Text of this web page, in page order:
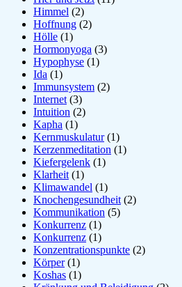
Himmel (2)
Hoffnung (2)
Hölle (1)
Hormonyoga (3)
Hypophyse (1)
Ida (1)
Immunsystem (2)
Internet (3)
Intuition (2)
Kapha (1)
Kernmuskulatur(1)
Kerzenmeditation (1)
Kiefergelenk (1)
Klarheit (1)
Klimawandel (1)
Knochengesundheit (2)
Kommunikation (5)
Konkurrenz (1)
Konkurrenz (1)
Konzentrationspunkte (2)
Körper(1)
Koshas (1)